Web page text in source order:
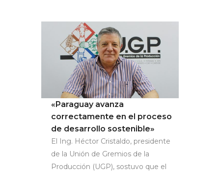
«Paraguay avanza
correctamente en el proceso
de desarrollo sostenible»
El Ing. Héctor Cristaldo, presidente
de la Unión de Gremios de la
Producción (UGP), sostuvo que el